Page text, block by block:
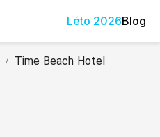
Léto 2026Blog
/ Time Beach Hotel